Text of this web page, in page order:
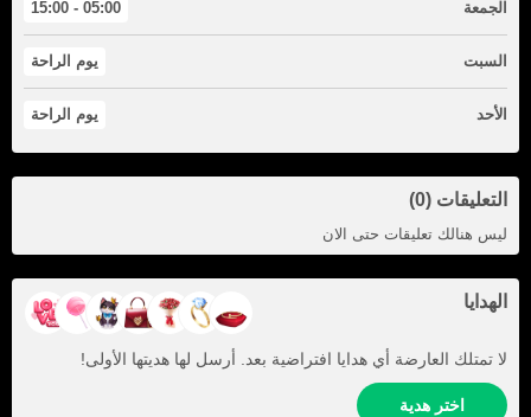
الجمعة 05:00 - 15:00
السبت يوم الراحة
الأحد يوم الراحة
التعليقات (0)
ليس هنالك تعليقات حتى الان
الهدايا
لا تمتلك العارضة أي هدايا افتراضية بعد. أرسل لها هديتها الأولى!
اختر هدية